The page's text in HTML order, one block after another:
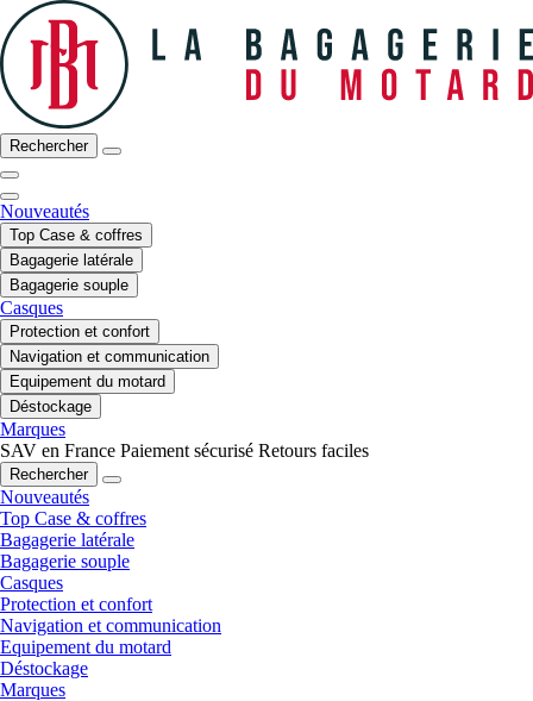
Rechercher
Nouveautés
Top Case & coffres
Bagagerie latérale
Bagagerie souple
Casques
Protection et confort
Navigation et communication
Equipement du motard
Déstockage
Marques
SAV en France Paiement sécurisé Retours faciles
Rechercher
Nouveautés
Top Case & coffres
Bagagerie latérale
Bagagerie souple
Casques
Protection et confort
Navigation et communication
Equipement du motard
Déstockage
Marques